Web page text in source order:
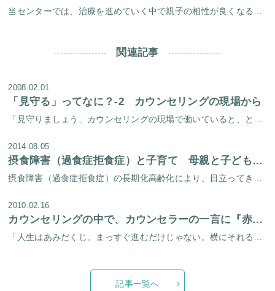
関連記事
2008.02.01
「見守る」ってなに？-2 カウンセリングの現場から
2014.08.05
摂食障害（過食症拒食症）と子育て 母親と子どもへの影響
2010.02.16
カウンセリングの中で、カウンセラーの一言に『赤毛のアン』を思い出しました
記事一覧へ